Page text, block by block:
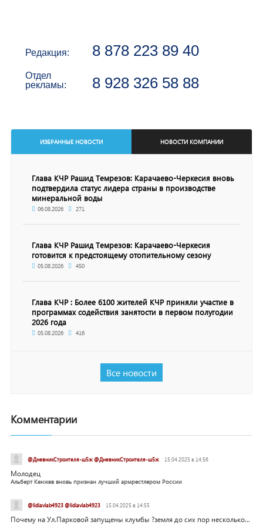
Редакция: 8 878 223 89 40
Отдел
рекламы:
8 928 326 58 88
ИЗБРАННЫЕ НОВОСТИ НОВОСТИ КОМПАНИИ
Глава КЧР Рашид Темрезов: Карачаево-Черкесия вновь
подтвердила статус лидера страны в производстве
минеральной воды
06.08.2026 271
Глава КЧР Рашид Темрезов: Карачаево-Черкесия
готовится к предстоящему отопительному сезону
05.08.2026 450
Глава КЧР : Более 6100 жителей КЧР приняли участие в
программах содействия занятости в первом полугодии
2026 года
05.08.2026 416
Все новости
Комментарии
@ДневникСтроителя-ш5ж @ДневникСтроителя-ш5ж 15.04.2025 в 14:56
Молодец
Альберт Кенжев вновь признан лучший армрестлером России
@lidiavlab4923 @lidiavlab4923 15.04.2025 в 14:55
Почему на Ул.Парковой запущены клумбы ?земля до сих пор несколько...